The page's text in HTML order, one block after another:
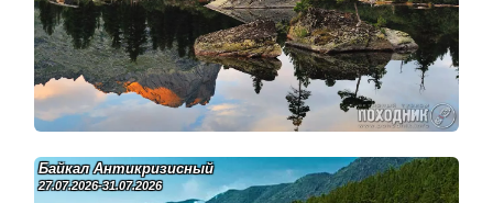
Байкал Антикризисный
27.07.2026-31.07.2026